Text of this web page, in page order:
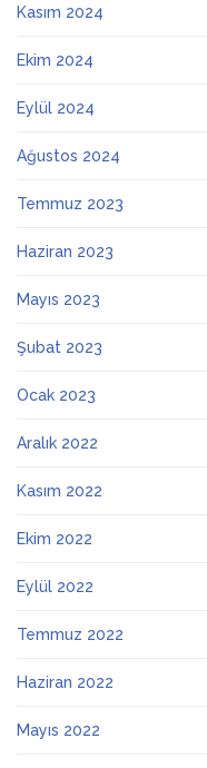
Kasım 2024
Ekim 2024
Eylül 2024
Ağustos 2024
Temmuz 2023
Haziran 2023
Mayıs 2023
Şubat 2023
Ocak 2023
Aralık 2022
Kasım 2022
Ekim 2022
Eylül 2022
Temmuz 2022
Haziran 2022
Mayıs 2022